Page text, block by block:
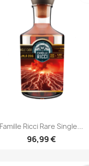
Famille Ricci Rare Single...
96,99 €